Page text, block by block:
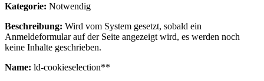
Kategorie: Notwendig
Beschreibung: Wird vom System gesetzt, sobald ein
Anmeldeformular auf der Seite angezeigt wird, es werden noch
keine Inhalte geschrieben.
Name: ld-cookieselection**